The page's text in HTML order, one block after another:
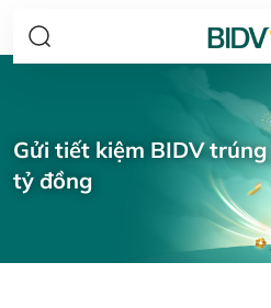
Gửi tiết kiệm BIDV
tỷ đồng